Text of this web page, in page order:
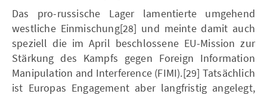
Das pro-russische Lager lamentierte umgehend
westliche Einmischung[28] und meinte damit auch
speziell die im April beschlossene EU-Mission zur
Stärkung des Kampfs gegen Foreign Information
Manipulation and Interference (FIMI).[29] Tatsächlich
ist Europas Engagement aber langfristig angelegt,